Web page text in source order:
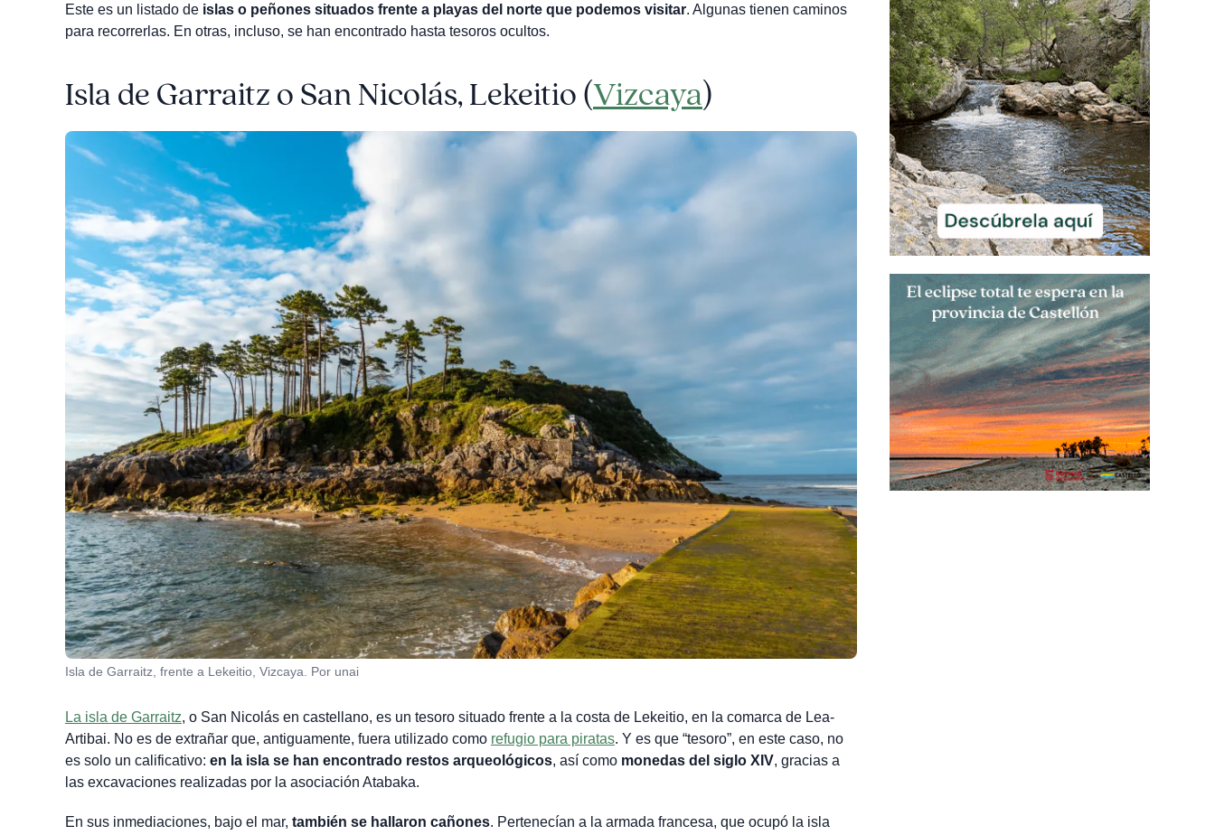
Este es un listado de islas o peñones situados frente a playas del norte que podemos visitar. Algunas tienen caminos
para recorrerlas. En otras, incluso, se han encontrado hasta tesoros ocultos.
Isla de Garraitz o San Nicolás, Lekeitio (Vizcaya)
Isla de Garraitz, frente a Lekeitio, Vizcaya. Por unai
La isla de Garraitz, o San Nicolás en castellano, es un tesoro situado frente a la costa de Lekeitio, en la comarca de Lea-
Artibai. No es de extrañar que, antiguamente, fuera utilizado como refugio para piratas. Y es que “tesoro”, en este caso, no
es solo un calificativo: en la isla se han encontrado restos arqueológicos, así como monedas del siglo XIV, gracias a
las excavaciones realizadas por la asociación Atabaka.
En sus inmediaciones, bajo el mar, también se hallaron cañones. Pertenecían a la armada francesa, que ocupó la isla